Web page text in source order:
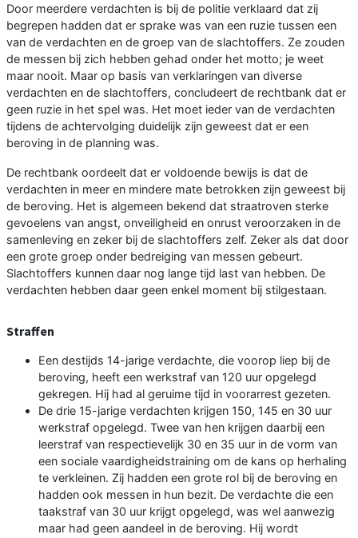
Door meerdere verdachten is bij de politie verklaard dat zij
begrepen hadden dat er sprake was van een ruzie tussen een
van de verdachten en de groep van de slachtoffers. Ze zouden
de messen bij zich hebben gehad onder het motto; je weet
maar nooit. Maar op basis van verklaringen van diverse
verdachten en de slachtoffers, concludeert de rechtbank dat er
geen ruzie in het spel was. Het moet ieder van de verdachten
tijdens de achtervolging duidelijk zijn geweest dat er een
beroving in de planning was.
De rechtbank oordeelt dat er voldoende bewijs is dat de
verdachten in meer en mindere mate betrokken zijn geweest bij
de beroving. Het is algemeen bekend dat straatroven sterke
gevoelens van angst, onveiligheid en onrust veroorzaken in de
samenleving en zeker bij de slachtoffers zelf. Zeker als dat door
een grote groep onder bedreiging van messen gebeurt.
Slachtoffers kunnen daar nog lange tijd last van hebben. De
verdachten hebben daar geen enkel moment bij stilgestaan.
Straffen
Een destijds 14-jarige verdachte, die voorop liep bij de
beroving, heeft een werkstraf van 120 uur opgelegd
gekregen. Hij had al geruime tijd in voorarrest gezeten.
De drie 15-jarige verdachten krijgen 150, 145 en 30 uur
werkstraf opgelegd. Twee van hen krijgen daarbij een
leerstraf van respectievelijk 30 en 35 uur in de vorm van
een sociale vaardigheidstraining om de kans op herhaling
te verkleinen. Zij hadden een grote rol bij de beroving en
hadden ook messen in hun bezit. De verdachte die een
taakstraf van 30 uur krijgt opgelegd, was wel aanwezig
maar had geen aandeel in de beroving. Hij wordt